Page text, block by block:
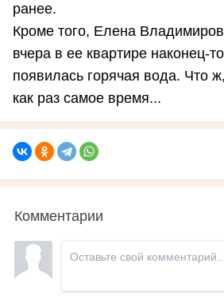
ранее.
Кроме того, Елена
вчера в ее квартире наконец-
появилась горячая вода. Что
как раз самое время...
Комментарии